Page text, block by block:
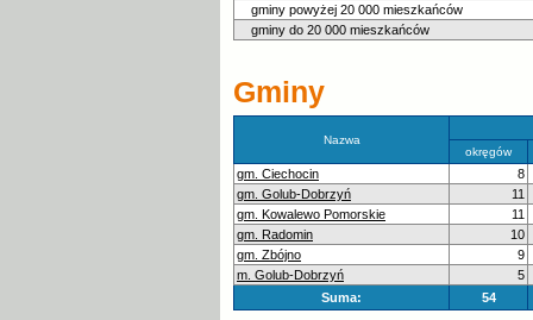
gminy powyżej 20 000 mieszkańców
gminy do 20 000 mieszkańców
Gminy
Nazwa
okręgów
gm. Ciechocin
8
gm. Golub-Dobrzyń
11
gm. Kowalewo Pomorskie
11
gm. Radomin
10
gm. Zbójno
9
m. Golub-Dobrzyń
5
Suma:
54